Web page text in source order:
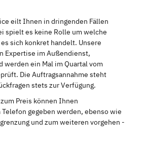
eilt Ihnen in dringenden Fällen
spielt es keine Rolle um welche
sich konkret handelt. Unsere
Expertise im Außendienst,
werden ein Mal im Quartal vom
Die Auftragsannahme steht
stets zur Verfügung.
Preis können Ihnen
gegeben werden, ebenso wie
und zum weiteren vorgehen -